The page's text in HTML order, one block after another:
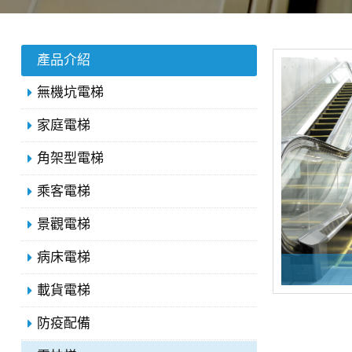
產品介紹
無機坑電梯
家庭電梯
角架型電梯
乘客電梯
景觀電梯
病床電梯
載貨電梯
防疫配備